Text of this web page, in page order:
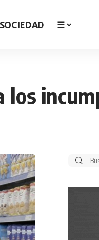
SOCIEDAD ☰
los